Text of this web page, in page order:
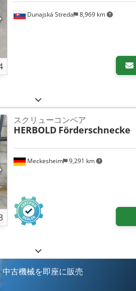
Dunajská Streda 8,969 km
Meckesheim 9,291 km
スクリューコンベア
HERBOLD Förderschnecke
中古機械を即座に販売